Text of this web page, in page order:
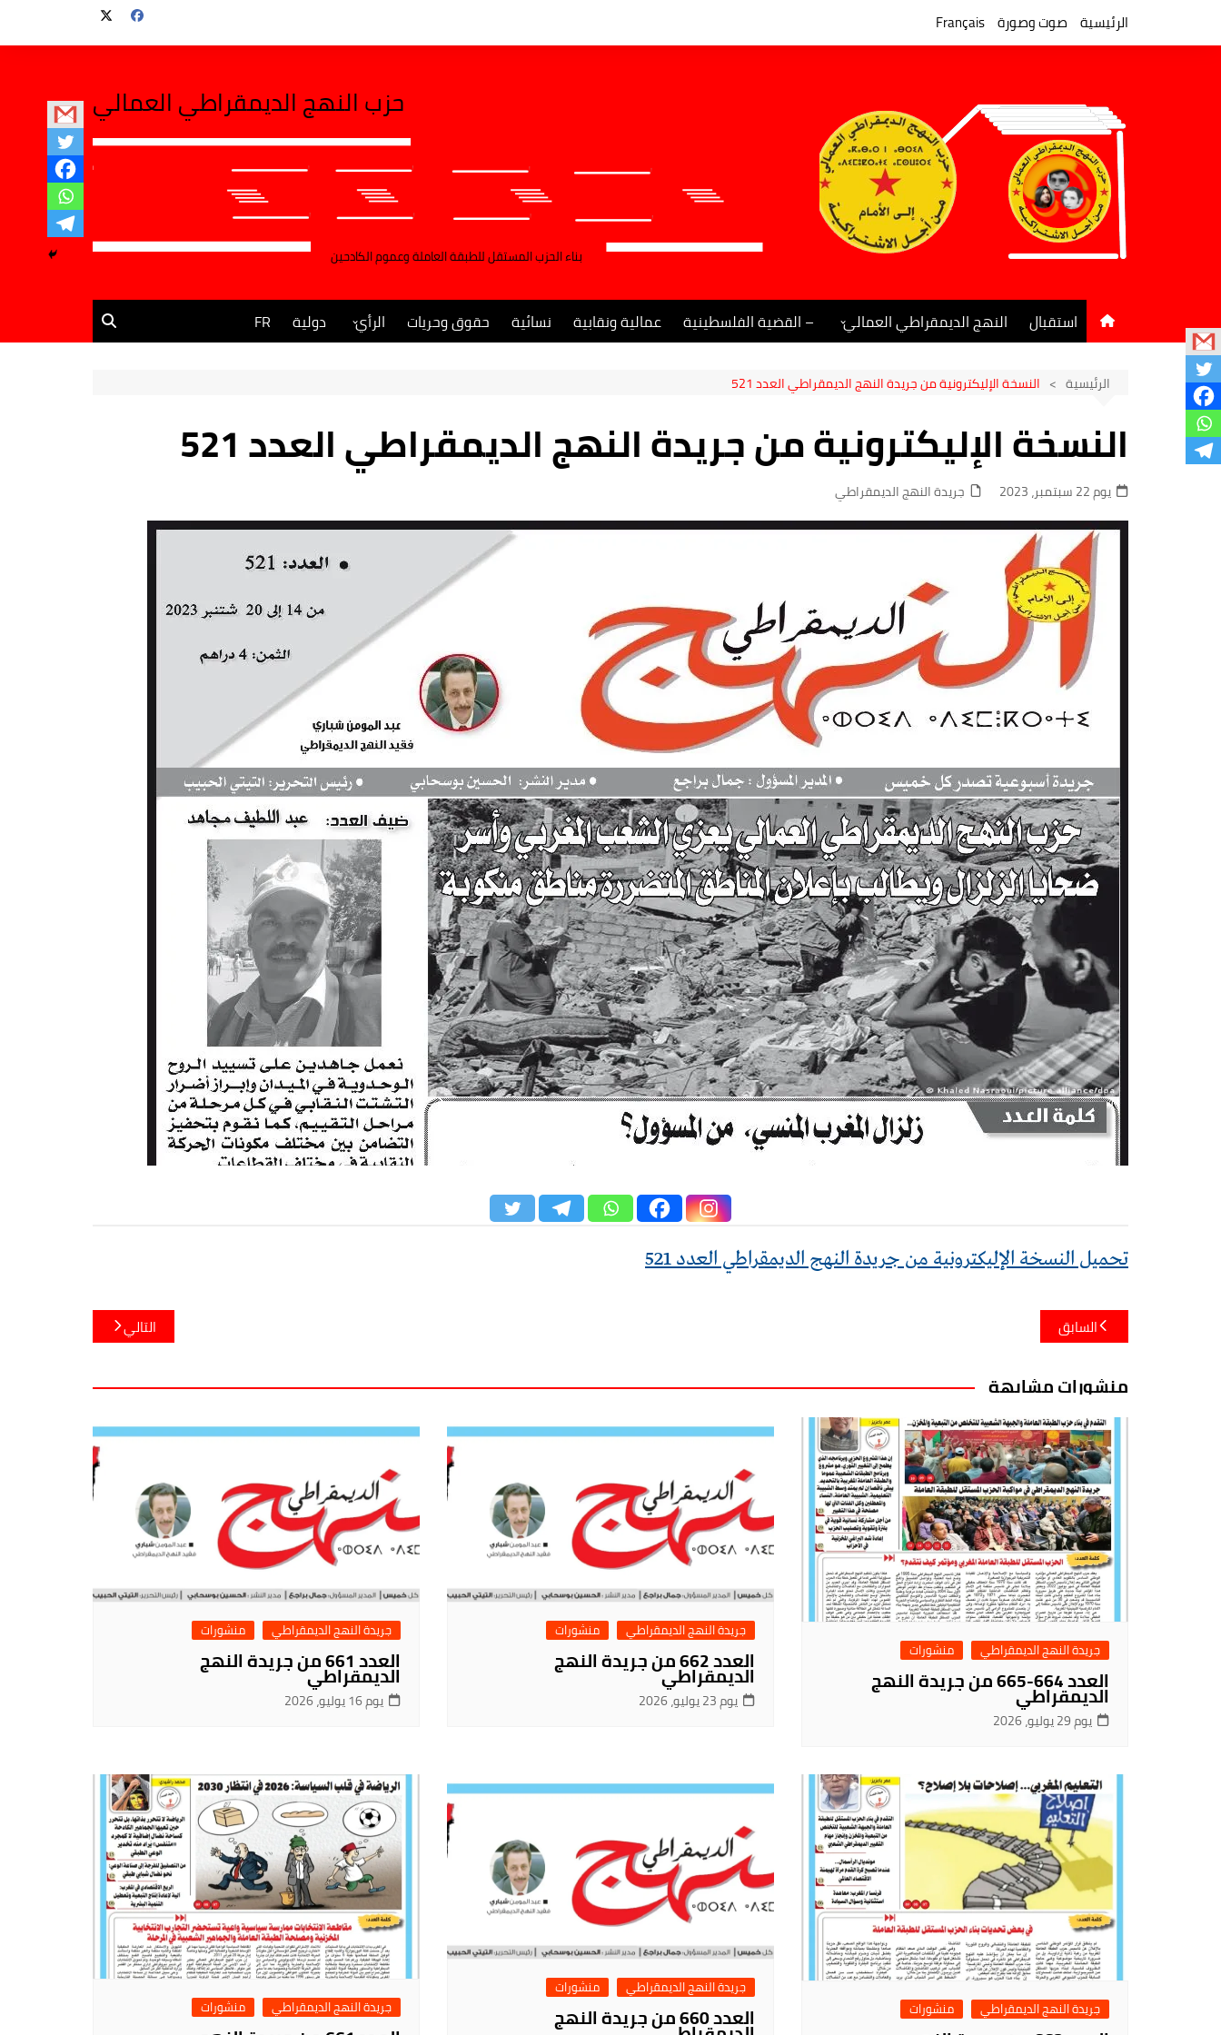
الرئيسية صوت وصورة Français
حزب النهج الديمقراطي العمالي
بناء الحزب المستقل للطبقة العاملة وعموم الكادحين
استقبال النهج الديمقراطي العمالي
جريدة النهج الديمقراطي
– القضية الفلسطينية عمالية ونقابية نسائية حقوق وحريات الرأي دولية FR
الرئيسية النسخة الإليكترونية من جريدة النهج الديمقراطي العدد 521
النسخة الإليكترونية من جريدة النهج الديمقراطي العدد 521
يوم 22 سبتمبر، 2023 جريدة النهج الديمقراطي
تحميل النسخة الإليكترونية من جريدة النهج الديمقراطي العدد 521
تصفّح
المقالات
السابق التالي
منشورات مشابهة
جريدة النهج الديمقراطي منشورات
العدد 664-665 من جريدة النهج الديمقراطي
يوم 29 يوليو، 2026
جريدة النهج الديمقراطي منشورات
العدد 662 من جريدة النهجالديمقراطي
يوم 23 يوليو، 2026
جريدة النهج الديمقراطي منشورات
العدد 661 من جريدة النهجالديمقراطي
يوم 16 يوليو، 2026
جريدة النهج الديمقراطي منشورات
جريدة النهج الديمقراطي منشورات
العدد 660 من جريدة النهج جريدة النهج الديمقراطي منشورات